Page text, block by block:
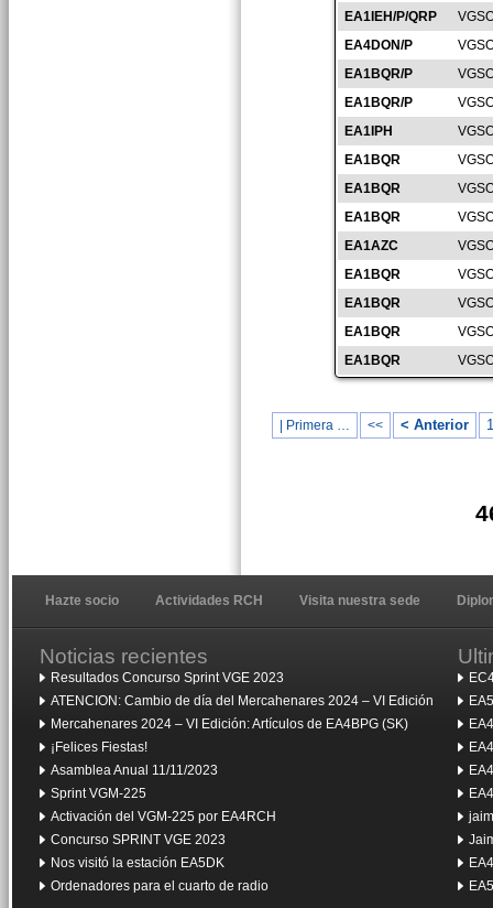
EA1IEH/P/QRP
EA4DON/P
EA1BQR/P
EA1BQR/P
EA1IPH
EA1BQR
EA1BQR
EA1BQR
EA1AZC
EA1BQR
EA1BQR
EA1BQR
EA1BQR
| Primera … << < Anterior
Hazte socio Actividades RCH Visita nuestra sede
Noticias recientes
Resultados Concurso Sprint VGE 2023
ATENCION: Cambio de día del Mercahenares 2024 – VI Edición
Mercahenares 2024 – VI Edición: Artículos de EA4BPG (SK)
¡Felices Fiestas!
Asamblea Anual 11/11/2023
Sprint VGM-225
Activación del VGM-225 por EA4RCH
Concurso SPRINT VGE 2023
Nos visitó la estación EA5DK
Ordenadores para el cuarto de radio